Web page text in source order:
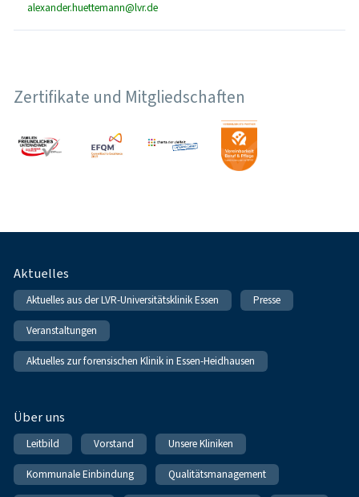
alexander.huettemann@lvr.de
Zertifikate und Mitgliedschaften
Fußnavigation
Aktuelles
Aktuelles aus der LVR-Universitätsklinik Essen Presse
Veranstaltungen
Aktuelles zur forensischen Klinik in Essen-Heidhausen
Über uns
Leitbild Vorstand Unsere Kliniken
Kommunale Einbindung Qualitätsmanagement